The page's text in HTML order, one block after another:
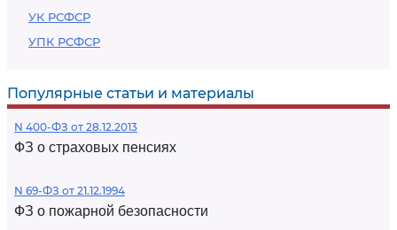
УК РСФСР
УПК РСФСР
Популярные статьи и материалы
N 400-ФЗ от 28.12.2013
ФЗ о страховых пенсиях
N 69-ФЗ от 21.12.1994
ФЗ о пожарной безопасности